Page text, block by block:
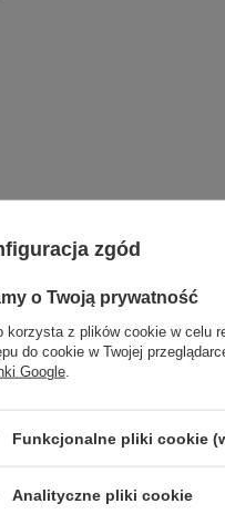
zgód
o Twoją prywatność
korzysta z plików cookie w celu
do cookie w Twojej
Google
Funkcjonalne pliki cookie
Analityczne pliki cookie